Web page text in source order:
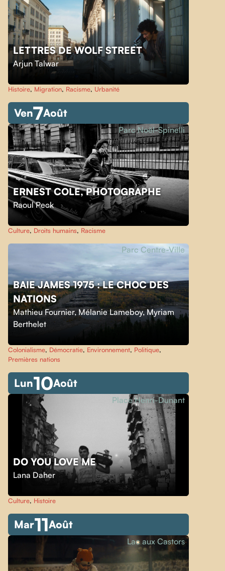
LETTRES DE WOLF STREET
Arjun Talwar
Histoire, Migration, Racisme, Urbanité
Ven7Août
ERNEST COLE, PHOTOGRAPHE
Raoul Peck
Parc Noël-Spinelli
Culture, Droits humains, Racisme
BAIE JAMES 1975 : LE CHOC DES
NATIONS
Mathieu Fournier,Mélanie Lameboy,Myriam
Berthelet
Parc Centre-Ville
Colonialisme, Démocratie, Environnement, Politique,
Premières nations
Lun10Août
DO YOU LOVE ME
Lana Daher
Place Henri-Dunant
Culture, Histoire
Mar11Août
Lac aux Castors